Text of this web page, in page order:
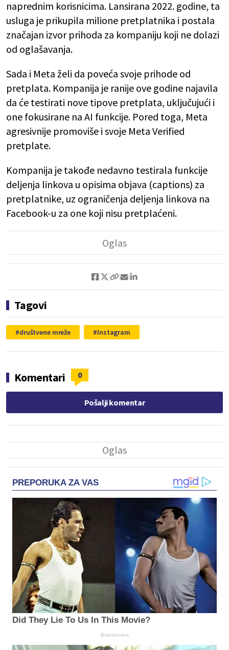
naprednim korisnicima. Lansirana 2022. godine, ta
usluga je prikupila milione pretplatnika i postala
značajan izvor prihoda za kompaniju koji ne dolazi
od oglašavanja.
Sada i Meta želi da poveća svoje prihode od
pretplata. Kompanija je ranije ove godine najavila
da će testirati nove tipove pretplata, uključujući i
one fokusirane na AI funkcije. Pored toga, Meta
agresivnije promoviše i svoje Meta Verified
pretplate.
Kompanija je takođe nedavno testirala funkcije
deljenja linkova u opisima objava (captions) za
pretplatnike, uz ograničenja deljenja linkova na
Facebook-u za one koji nisu pretplaćeni.
Tagovi
društvene mreže Instagram
Komentari 0
Pošalji komentar
PREPORUKA ZA VAS
Did They Lie To Us In This Movie?
Brainberries